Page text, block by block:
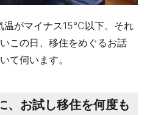
温がマイナス15℃以下。それ
この日、移住をめぐるお話
て伺います。
、お試し移住を何度も